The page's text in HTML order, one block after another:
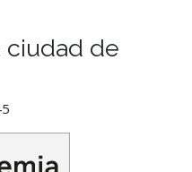
ciudad de